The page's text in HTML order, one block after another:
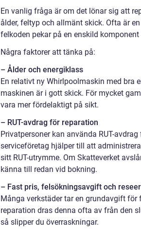
En vanlig fråga är om det lönar sig att
ålder, feltyp och allmänt skick. Ofta är
felkoden pekar på en enskild
Några faktorer att tänka på:
– Ålder och energiklass
En relativt ny Whirlpoolmaskin med bra
maskinen är i gott skick. För mycket
vara mer fördelaktigt på sikt.
– RUT-avdrag för reparation
Privatpersoner kan använda RUT-
serviceföretag hjälper till att
sitt RUT-utrymme. Om Skatteverket
känna till redan vid bokning.
– Fast pris, felsökningsavgift och
Många verkstäder tar en grundavgift för
reparation dras denna ofta av från den
så slipper du överraskningar.